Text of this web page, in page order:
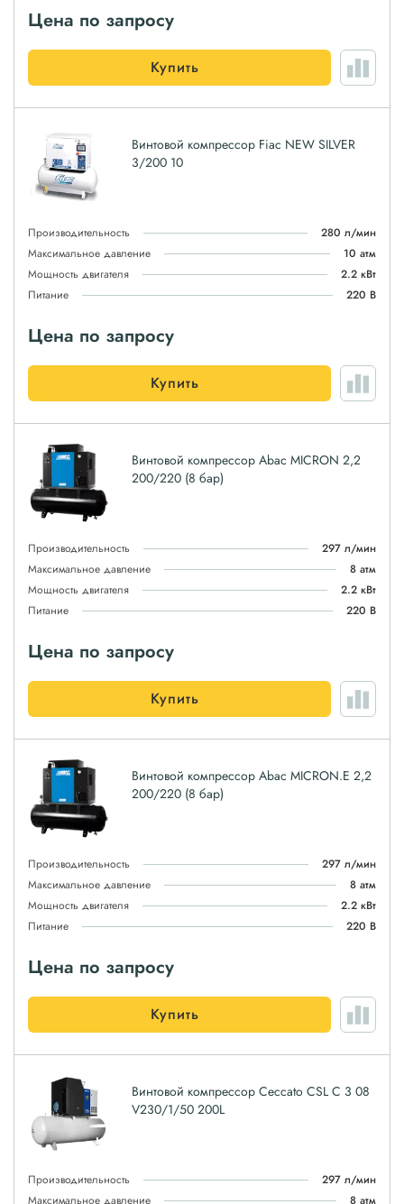
Цена по запросу
Купить
Винтовой компрессор Fiac NEW SILVER
3/200 10
Производительность
280 л/мин
Максимальное давление
10 атм
Мощность двигателя
2.2 кВт
Питание
220 В
Цена по запросу
Купить
Винтовой компрессор Abac MICRON 2,2
200/220 (8 бар)
Производительность
297 л/мин
Максимальное давление
8 атм
Мощность двигателя
2.2 кВт
Питание
220 В
Цена по запросу
Купить
Винтовой компрессор Abac MICRON.E 2,2
200/220 (8 бар)
Производительность
297 л/мин
Максимальное давление
8 атм
Мощность двигателя
2.2 кВт
Питание
220 В
Цена по запросу
Купить
Винтовой компрессор Ceccato CSL C 3 08
V230/1/50 200L
Производительность
297 л/мин
Максимальное давление
8 атм